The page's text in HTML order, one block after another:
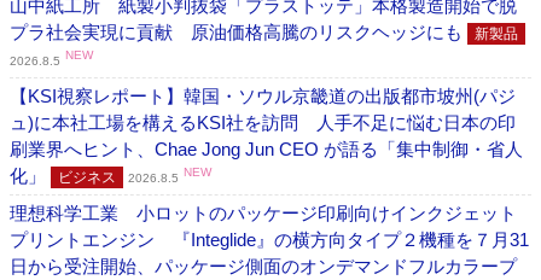
山中紙工所 紙製小判抜袋「プラストッテ」本格製造開始で脱
プラ社会実現に貢献 原油価格高騰のリスクヘッジにも
新製品
2026.8.5 NEW
【KSI視察レポート】韓国・ソウル京畿道の出版都市坡州(パジ
ュ)に本社工場を構えるKSI社を訪問 人手不足に悩む日本の印
刷業界へヒント、Chae Jong Jun CEO が語る「集中制御・省人
化」
ビジネス 2026.8.5 NEW
理想科学工業 小ロットのパッケージ印刷向けインクジェット
プリントエンジン 『Integlide』の横方向タイプ２機種を７月31
日から受注開始、パッケージ側面のオンデマンドフルカラープ